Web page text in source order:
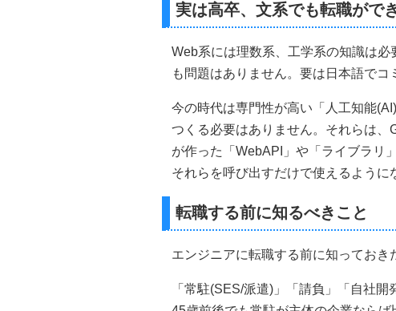
実は高卒、文系でも転職がで
Web系には理数系、工学系の知識は必
も問題はありません。要は日本語でコ
今の時代は専門性が高い「人工知能
つくる必要はありません。それらは
が作った「WebAPI」や「ライブラリ
それらを呼び出すだけで使えるように
転職する前に知るべきこと
エンジニアに転職する前に知っておき
「常駐(SES/派遣)」「請負」「自社